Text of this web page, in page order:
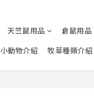
天竺鼠用品
倉鼠用品
小動物介紹 牧草種類介紹